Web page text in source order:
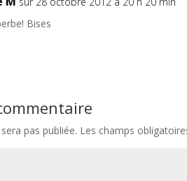
Bises
pas publiée. Les champs